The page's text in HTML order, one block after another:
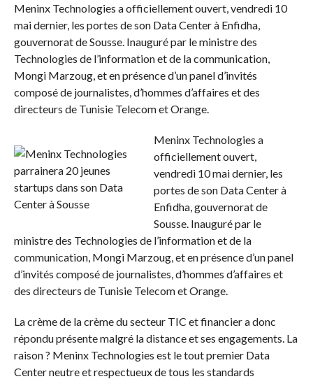
Meninx Technologies a officiellement ouvert, vendredi 10
mai dernier, les portes de son Data Center à Enfidha,
gouvernorat de Sousse. Inauguré par le ministre des
Technologies de l’information et de la communication,
Mongi Marzoug, et en présence d’un panel d’invités
composé de journalistes, d’hommes d’affaires et des
directeurs de Tunisie Telecom et Orange.
Meninx Technologies a
officiellement ouvert,
vendredi 10 mai dernier, les
portes de son Data Center à
Enfidha, gouvernorat de
Sousse. Inauguré par le
ministre des Technologies de l’information et de la
communication, Mongi Marzoug, et en présence d’un panel
d’invités composé de journalistes, d’hommes d’affaires et
des directeurs de Tunisie Telecom et Orange.
La crème de la crème du secteur TIC et financier a donc
répondu présente malgré la distance etses engagements. La
raison ? Meninx Technologies est le tout premier Data
Center neutre et respectueux de tous les standards